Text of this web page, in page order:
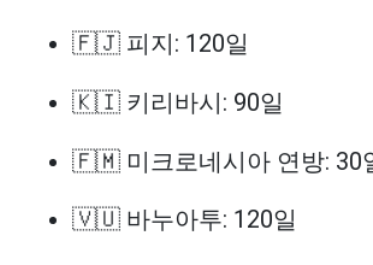
🇫🇯 피지: 120일
🇰🇮 키리바시: 90일
🇫🇲 미크로네시아 연방: 30
🇻🇺 바누아투: 120일